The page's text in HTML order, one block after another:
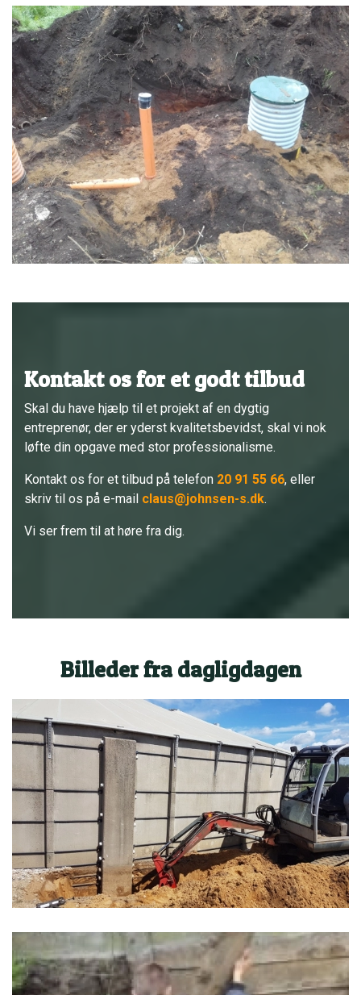
Kontakt os for et godt tilbud
Skal du have hjælp til et projekt af en dygtig
entreprenør, der er yderst kvalitetsbevidst, skal vi nok
løfte din opgave med stor professionalisme.
Kontakt os for et tilbud på telefon 20 91 55 66, eller
skriv til os på e-mail claus@johnsen-s.dk.
Vi ser frem til at høre fra dig.
Billeder fra dagligdagen